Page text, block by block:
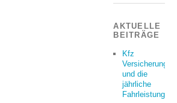
AKTUELLE
BEITRÄGE
Kfz
Versicherung
und die
jährliche
Fahrleistung